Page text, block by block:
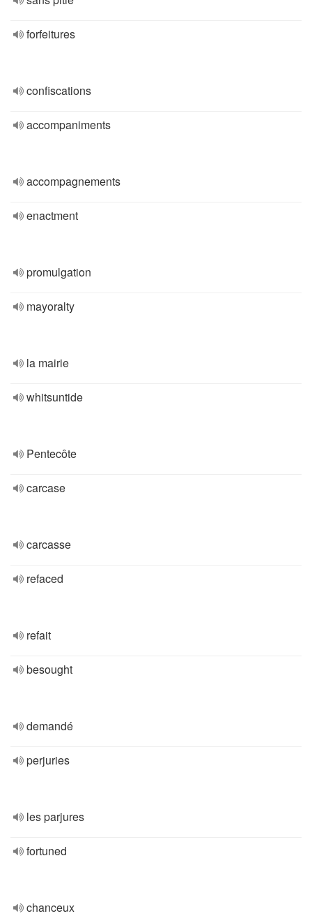
forfeitures
confiscations
accompaniments
accompagnements
enactment
promulgation
mayoralty
la mairie
whitsuntide
Pentecôte
carcase
carcasse
refaced
refait
besought
demandé
perjuries
les parjures
fortuned
chanceux